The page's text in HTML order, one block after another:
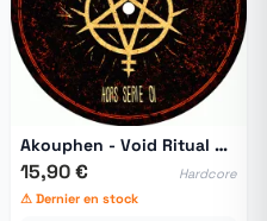
Akouphen - Void Ritual HS 01
15,90 €
Hardcore
⚠ Dernier en stock